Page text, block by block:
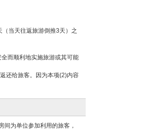
当天往返旅游倒推3天）之
而顺利地实施旅游或其可能
还给旅客。因为本项(2)内容
为单位参加利用的旅客，